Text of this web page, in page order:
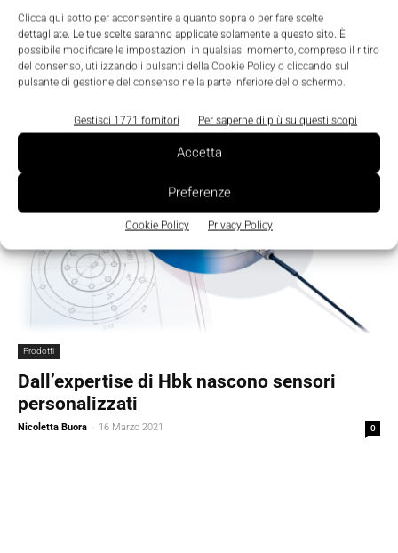
Clicca qui sotto per acconsentire a quanto sopra o per fare scelte
dettagliate. Le tue scelte saranno applicate solamente a questo sito. È
possibile modificare le impostazioni in qualsiasi momento, compreso il ritiro
del consenso, utilizzando i pulsanti della Cookie Policy o cliccando sul
pulsante di gestione del consenso nella parte inferiore dello schermo.
Gestisci 1771 fornitori Per saperne di più su questi scopi
Accetta
Preferenze
Cookie Policy Privacy Policy
esigenza applicativa
Nicoletta Buora - 17 Marzo 2021 0
Prodotti
Dall’expertise di Hbk nascono sensori
personalizzati
Nicoletta Buora - 16 Marzo 2021 0